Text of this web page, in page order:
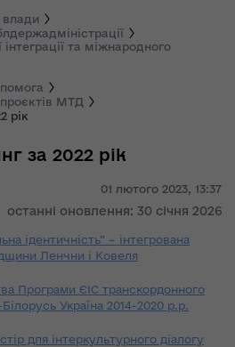
влади
та міжнародного
МТД
рік
01 лютого 2023, 13:37
останні оновлення: 30 січня 2026
за 2022 рік
ідентичність” – інтегрована
Ленчни і Ковеля
Програми ЄІС транскордонного
Україна 2014-2020 р.р.
для інтеркультурного діалогу